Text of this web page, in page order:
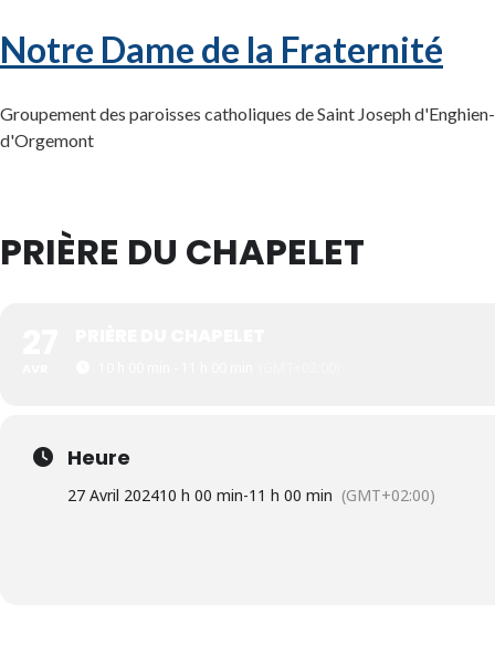
Notre Dame de la Fraternité
Groupement des paroisses catholiques de Saint Joseph
d'Orgemont
PRIÈRE DU CHAPELET
Heure
27 Avril 202410 h 00 min-11 h 00 min (GMT+02:00)